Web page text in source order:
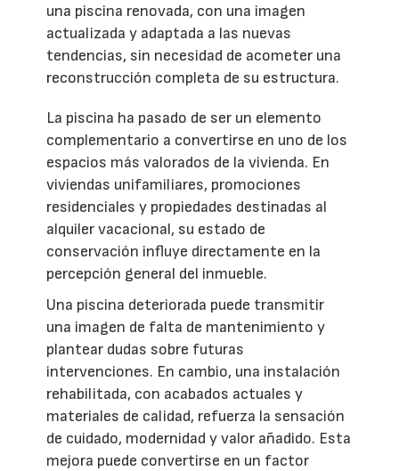
una piscina renovada, con una imagen
actualizada y adaptada a las nuevas
tendencias, sin necesidad de acometer una
reconstrucción completa de su estructura.
La piscina ha pasado de ser un elemento
complementario a convertirse en uno de los
espacios más valorados de la vivienda. En
viviendas unifamiliares, promociones
residenciales y propiedades destinadas al
alquiler vacacional, su estado de
conservación influye directamente en la
percepción general del inmueble.
Una piscina deteriorada puede transmitir
una imagen de falta de mantenimiento y
plantear dudas sobre futuras
intervenciones. En cambio, una instalación
rehabilitada, con acabados actuales y
materiales de calidad, refuerza la sensación
de cuidado, modernidad y valor añadido. Esta
mejora puede convertirse en un factor